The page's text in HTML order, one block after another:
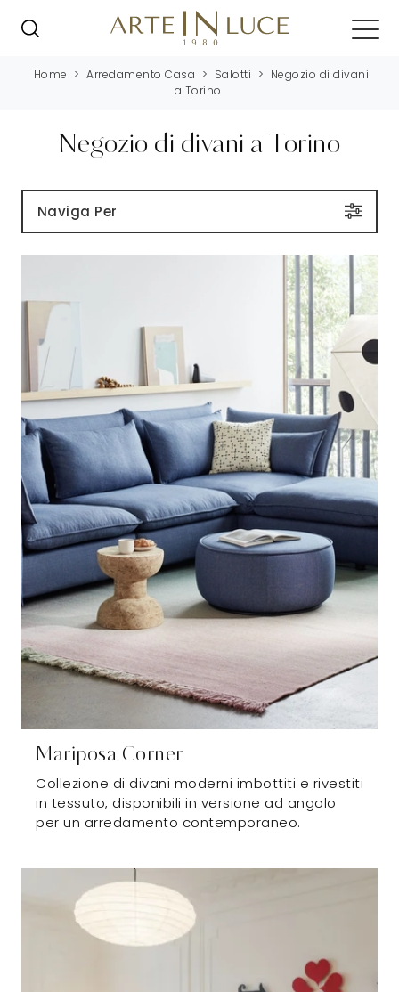
Home > Arredamento Casa > Salotti > Negozio di divani
a Torino
Negozio di divani a Torino
Naviga Per
Mariposa Corner
Collezione di divani moderni imbottiti e rivestiti
in tessuto, disponibili in versione ad angolo
per un arredamento contemporaneo.